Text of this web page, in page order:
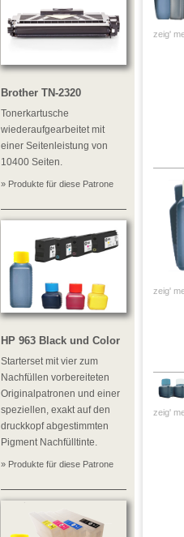
Brother TN-2320
Tonerkartusche
wiederaufgearbeitet mit
einer Seitenleistung von
10400 Seiten.
» Produkte für diese Patrone
HP 963 Black und Color
Starterset mit vier zum
Nachfüllen vorbereiteten
Originalpatronen und einer
speziellen, exakt auf den
druckkopf abgestimmten
Pigment Nachfülltinte.
» Produkte für diese Patrone
zeig'
zeig'
zeig'